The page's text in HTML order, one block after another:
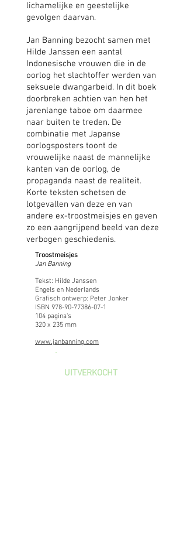
lichamelijke en geestelijke
gevolgen daarvan.
Jan Banning bezocht samen met
Hilde Janssen een aantal
Indonesische vrouwen die in de
oorlog het slachtoffer werden van
seksuele dwangarbeid. In dit boek
doorbreken achtien van hen het
jarenlange taboe om daarmee
naar buiten te treden. De
combinatie met Japanse
oorlogsposters toont de
vrouwelijke naast de mannelijke
kanten van de oorlog, de
propaganda naast de realiteit.
Korte teksten schetsen de
lotgevallen van deze en van
andere ex-troostmeisjes en geven
zo een aangrijpend beeld van deze
verbogen geschiedenis.
Troostmeisjes
Jan Banning
Tekst: Hilde Janssen
Engels en Nederlands
Grafisch ontwerp: Peter Jonker
ISBN 978-90-77386-07-1
104 pagina's
320 x 235 mm
www.janbanning.com
UITVERKOCHT